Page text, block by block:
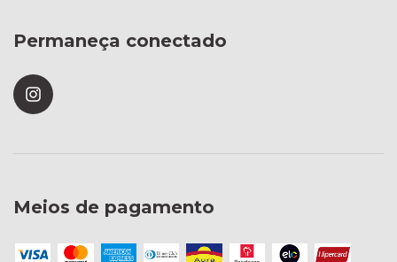
Permaneça conectado
Meios de pagamento